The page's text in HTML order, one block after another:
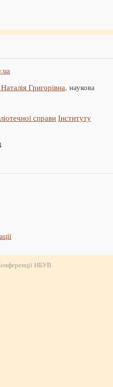
Григорівна, наукова
справиІнституту
НБУВ